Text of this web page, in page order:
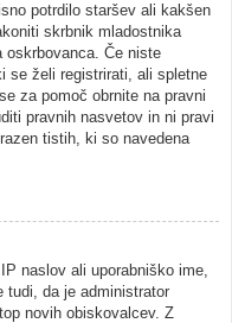
potrdilo staršev ali kakšen
skrbnik mladostnika
oskrbovanca. Če niste
se želi registrirati, ali spletne
za pomoč obrnite na pravni
pravnih nasvetov in ni pravi
tistih, ki so navedena
naslov ali uporabniško ime,
tudi, da je administrator
novih obiskovalcev. Z